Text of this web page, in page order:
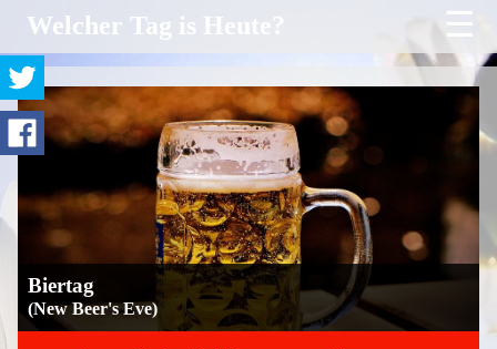
Welcher Tag is Heute? ☰
Biertag
(New Beer's Eve)